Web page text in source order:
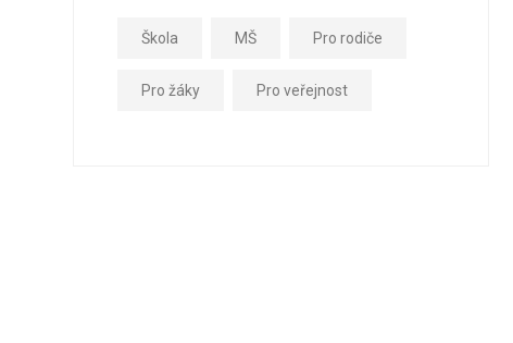
Škola MŠ Pro rodiče
Pro žáky Pro veřejnost